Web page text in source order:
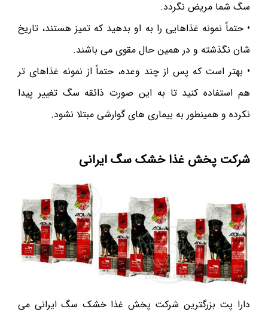
سگ شما مریض نگردد.
• حتماً نمونه غذاهایی را به او بدهید که تمیز هستند، تاریخ
شا‌ن نگذشته و در همین حال مقوی می باشند.
• بهتر است که پس از چند وعده، حتماً از نمونه غذاهای تر
هم استفاده کنید تا به این صورت ذائقه سگ تغییر پیدا
نکرده و همینطور به بیماری های گوارشی مبتلا نشود.
شرکت پخش غذا خشک سگ ایرانی
دارا پت بزرگترین شرکت پخش غذا خشک سگ ایرانی می